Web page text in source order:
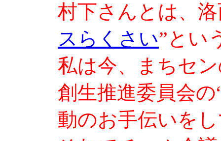
村下さんとは、
スらくさい”とい
私は今、まちセ
創生推進委員会
動のお手伝いを